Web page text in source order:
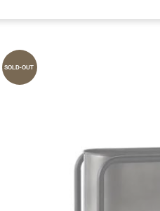
SOLD-OUT
Übertopf Plant Box